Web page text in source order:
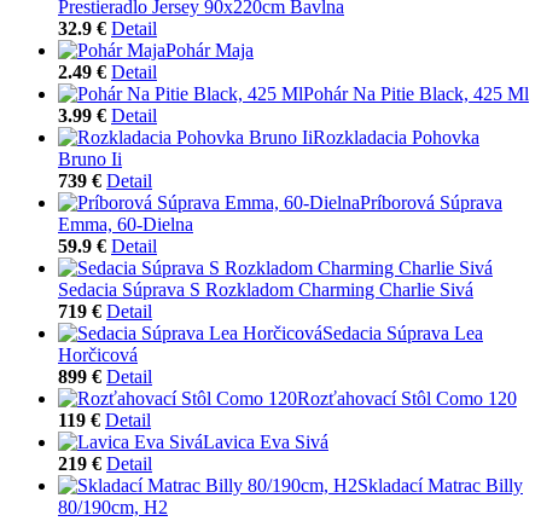
Prestieradlo Jersey 90x220cm Bavlna
32.9 € Detail
Pohár Maja
2.49 € Detail
Pohár Na Pitie Black, 425 Ml
3.99 € Detail
Rozkladacia Pohovka
Bruno Ii
739 € Detail
Príborová Súprava
Emma, 60-Dielna
59.9 € Detail
Sedacia Súprava S Rozkladom Charming Charlie Sivá
719 € Detail
Sedacia Súprava Lea
Horčicová
899 € Detail
Rozťahovací Stôl Como 120
119 € Detail
Lavica Eva Sivá
219 € Detail
Skladací Matrac Billy
80/190cm, H2